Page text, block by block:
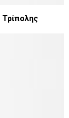
Τρίπολης